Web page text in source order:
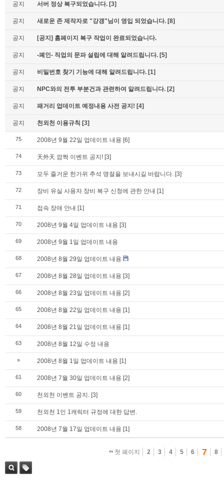
공지 서버 정상 복구되었습니다. [3]
공지 새로운 존 제작자로 "강갱"님이 영입 되었습니다. [8]
공지 [공지] 홈페이지 복구 작업이 완료되었습니다.
공지 -폐인- 직업의 문파 설립에 대해 알려드립니다. [5]
공지 비밀번호 찾기 기능에 대해 알려드립니다. [1]
공지 NPC와의 전투 부분건과 관련하여 알려드립니다. [2]
공지 패거리 업데이트 예정내용 사전 공지! [4]
공지 천외천 이용규칙 [3]
75 2008년 9월 22일 업데이트 내용 [6]
74 天外天 깜짝 이벤트 공지! [3]
73 모두 즐거운 한가위 추석 명절을 보내시길 바랍니다. [3]
72 장비 유실 사용자 장비 복구 신청에 관한 안내 [1]
71 접속 장애 안내 [1]
70 2008년 9월 4일 업데이트 내용 [3]
69 2008년 9월 1일 업데이트 내용
68 2008년 8월 29일 업데이트 내용
67 2008년 8월 28일 업데이트 내용 [3]
66 2008년 8월 23일 업데이트 내용 [2]
65 2008년 8월 22일 업데이트 내용 [1]
64 2008년 8월 21일 업데이트 내용 [1]
63 2008년 8월 12일 수정 내용
» 2008년 8월 1일 업데이트 내용 [1]
61 2008년 7월 30일 업데이트 내용 [2]
60 천외천 이벤트 공지. [3]
59 천외천 1인 1캐릭터 규정에 대한 답변.
58 2008년 7월 17일 업데이트 내용 [1]
첫 페이지 2 3 4 5 6 7 8